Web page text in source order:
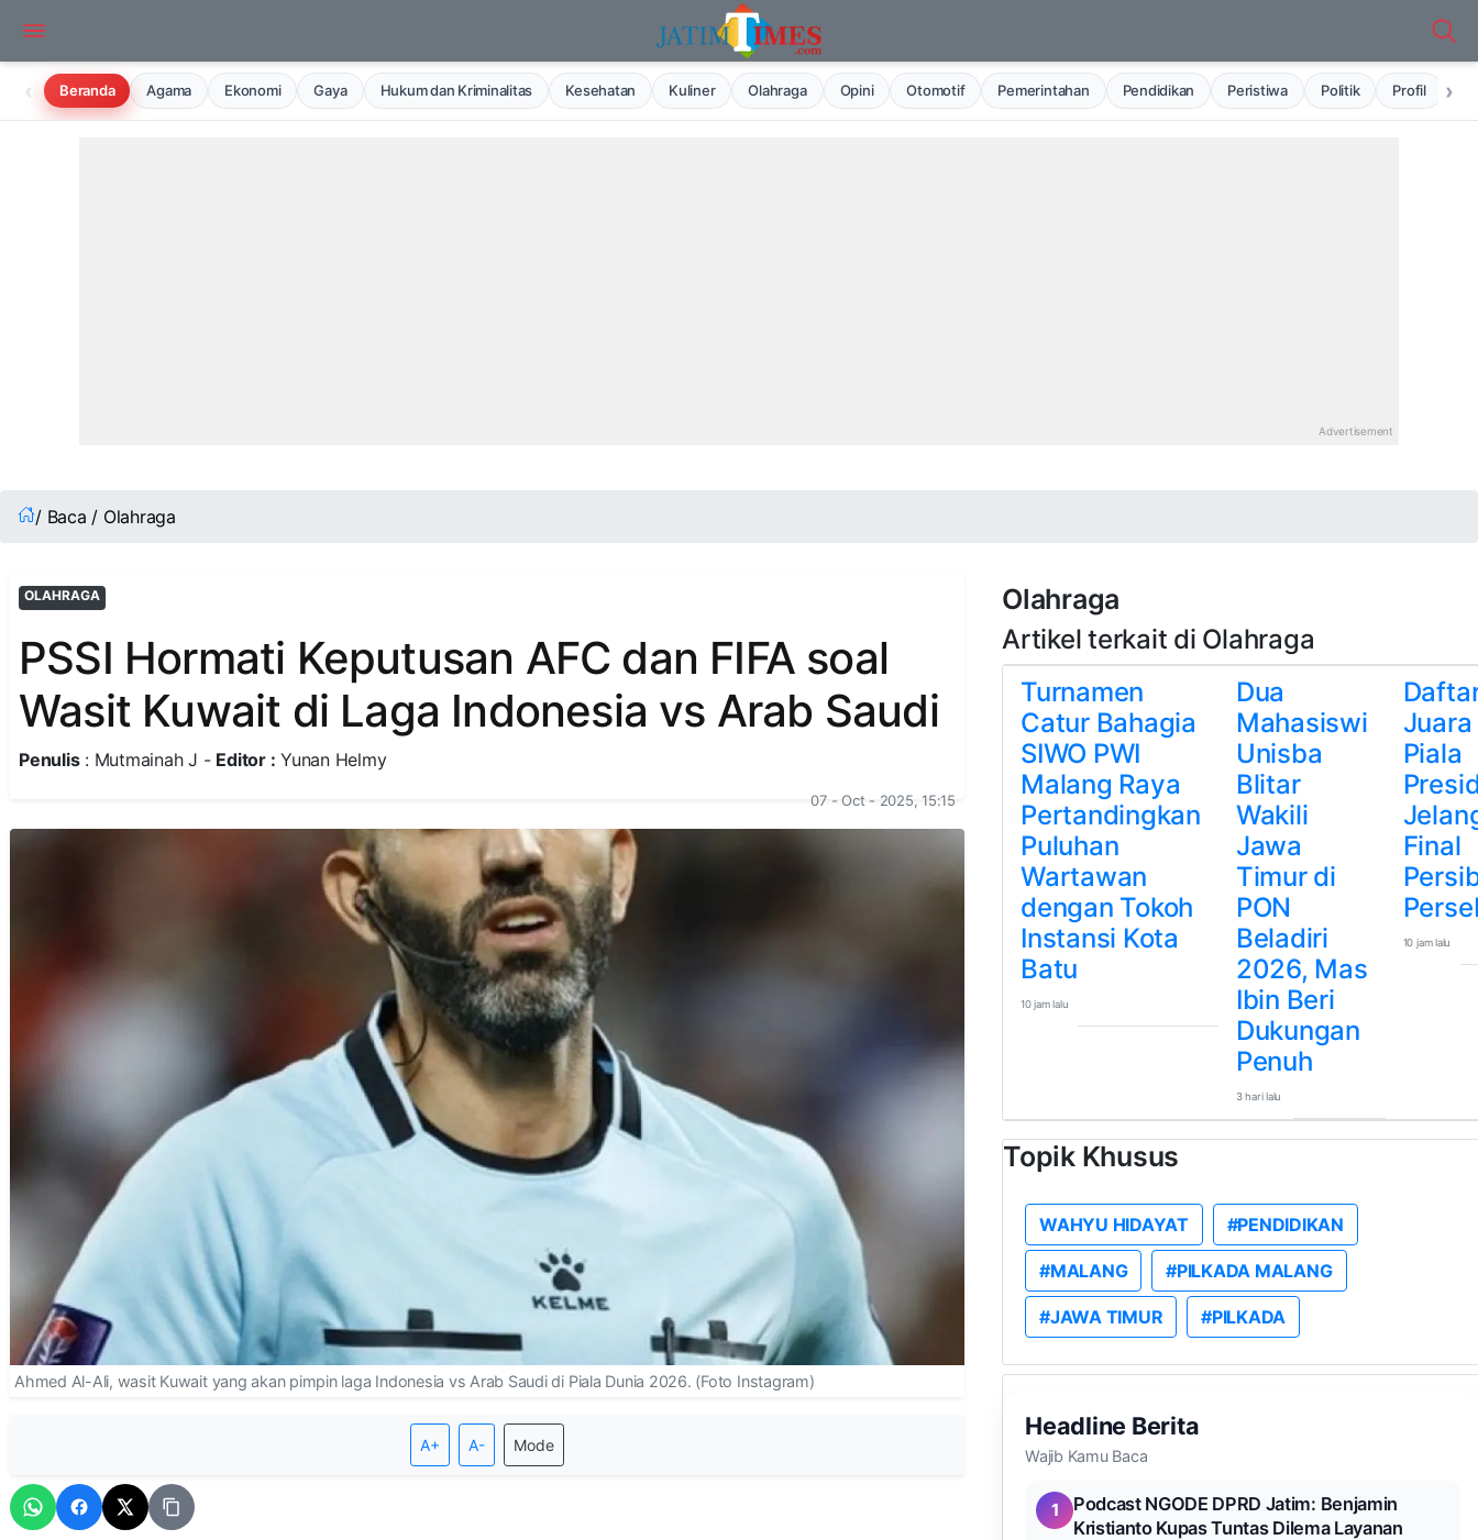
‹ Beranda Agama Ekonomi Gaya Hukum dan Kriminalitas Kesehatan Kuliner Olahraga Opini Otomotif Pemerintahan Pendidikan Peristiwa Politik Profil ›
/ Baca / Olahraga
OLAHRAGA
PSSI Hormati Keputusan AFC dan FIFA soal
Wasit Kuwait di Laga Indonesia vs Arab Saudi
Penulis: Mutmainah J - Editor : Yunan Helmy
07 - Oct - 2025, 15:15
Ahmed Al-Ali, wasit Kuwait yang akan pimpin laga Indonesia vs Arab Saudi di Piala Dunia 2026. (Foto Instagram)
A+ A- Mode
Olahraga
Artikel terkait di Olahraga
Turnamen
Catur Bahagia
SIWO PWI
Malang Raya
Pertandingkan
Puluhan
Wartawan
dengan Tokoh
Instansi Kota
Batu
10 jam lalu
Dua
Mahasiswi
Unisba
Blitar
Wakili
Jawa
Timur di
PON
Beladiri
2026, Mas
Ibin Beri
Dukungan
Penuh
3 hari lalu
Juara
Piala
Final
10 jam lalu
Topik Khusus
WAHYU HIDAYAT #PENDIDIKAN
#MALANG #PILKADA MALANG
#JAWA TIMUR #PILKADA
Headline Berita
Wajib Kamu Baca
1
Podcast NGODE DPRD Jatim: Benjamin
Kristianto Kupas Tuntas Dilema Layanan